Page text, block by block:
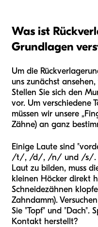
Was ist
Grundlagen
Um die
uns zunächst
Stellen Sie sich den
vor. Um verschiedene
müssen wir unsere
Zähne) an ganz
Einige Laute sind
/t/, /d/, /n/ und /s/.
Laut zu bilden, muss
kleinen Höcker direkt
Schneidezähnen
Zahndamm).
Sie "Topf" und "Dach".
Kontakt herstellt?